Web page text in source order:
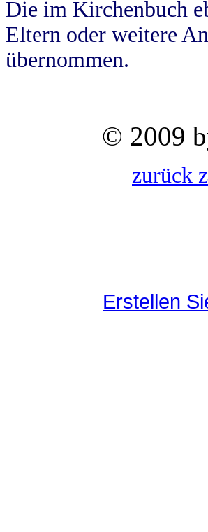
Die im Kirchenbuch
Eltern oder weitere
übernommen.
© 2009
zurück
Erstellen